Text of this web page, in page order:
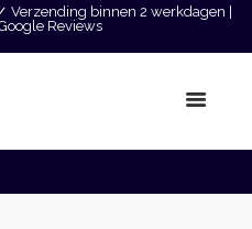
Verzending binnen 2 werkdagen |
Reviews